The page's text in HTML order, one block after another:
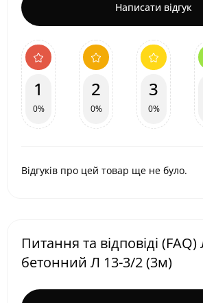
Написати відгук
1
0%
2
0%
3
0%
Відгуків про цей товар ще не було.
Питання та відповіді
бетонний Л 13-3/2 (3м)